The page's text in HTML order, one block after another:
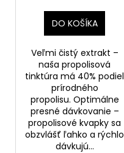
DO KOŠÍKA
Veľmi čistý extrakt –
naša propolisová
tinktúra má 40% podiel
prírodného
propolisu. Optimálne
presné dávkovanie –
propolisové kvapky sa
obzvlášť ľahko a rýchlo
dávkujú...